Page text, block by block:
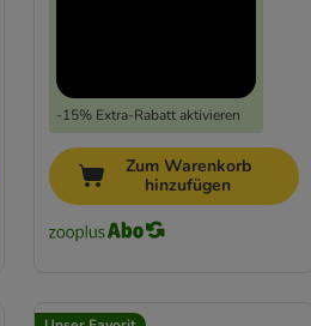
-15% Extra-Rabatt aktivieren
Zum Warenkorb
hinzufügen